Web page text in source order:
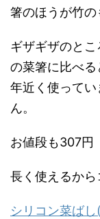
箸のほうが竹の
ギザギザのと
の菜箸に比べ
年近く使って
ん。
お値段も307円
長く使えるから
シリコン菜ば